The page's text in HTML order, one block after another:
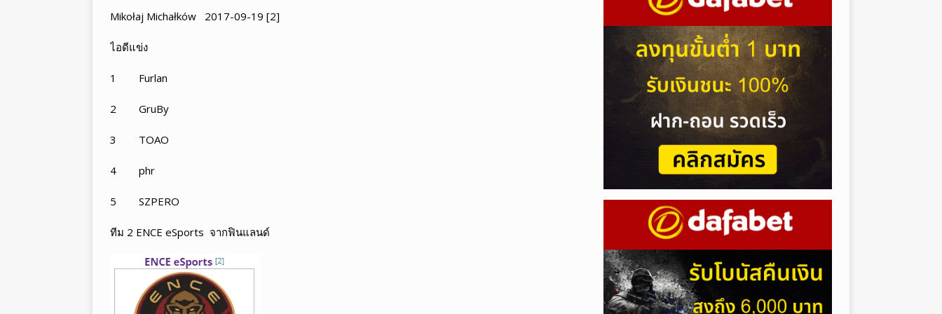
Mikołaj Michałków 2017-09-19 [2]
ไอดีแข่ง
1 Furlan
2 GruBy
3 TOAO
4 phr
5 SZPERO
ทีม 2 ENCE eSports จากฟินแลนด์